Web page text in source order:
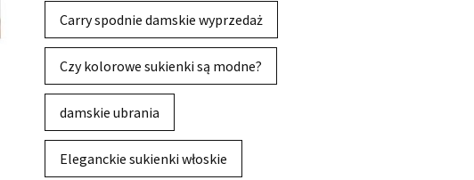
Carry spodnie damskie wyprzedaż
Czy kolorowe sukienki są modne?
damskie ubrania
Eleganckie sukienki włoskie